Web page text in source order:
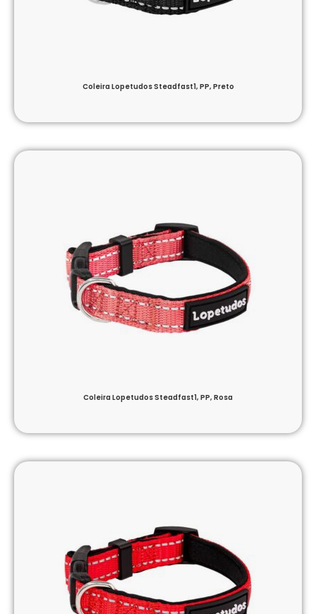
Coleira Lopetudos Steadfast1, PP, Preto
Coleira Lopetudos Steadfast1, PP, Rosa